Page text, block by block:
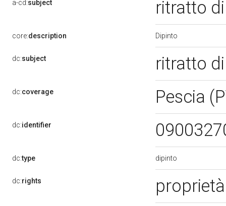
a-cd:subject ritratto
core:description Dipinto
dc:subject ritratto
dc:coverage Pescia
dc:identifier
dc:type dipinto
dc:rights